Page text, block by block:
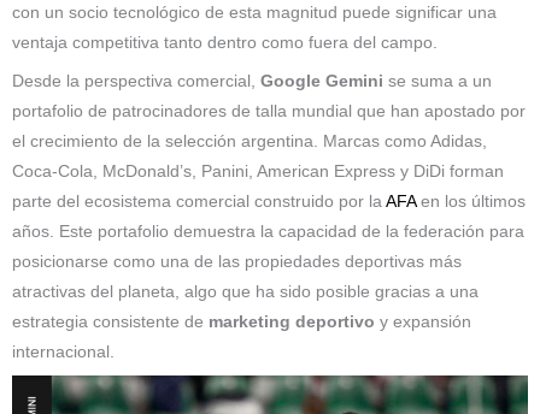
con un socio tecnológico de esta magnitud puede significar una
ventaja competitiva tanto dentro como fuera del campo.
Desde la perspectiva comercial, Google Gemini se suma a un
portafolio de patrocinadores de talla mundial que han apostado por
el crecimiento de la selección argentina. Marcas como Adidas,
Coca-Cola, McDonald’s, Panini, American Express y DiDi forman
parte del ecosistema comercial construido por la AFAen los últimos
años. Este portafolio demuestra la capacidad de la federación para
posicionarse como una de las propiedades deportivas más
atractivas del planeta, algo que ha sido posible gracias a una
estrategia consistente de marketing deportivo y expansión
internacional.